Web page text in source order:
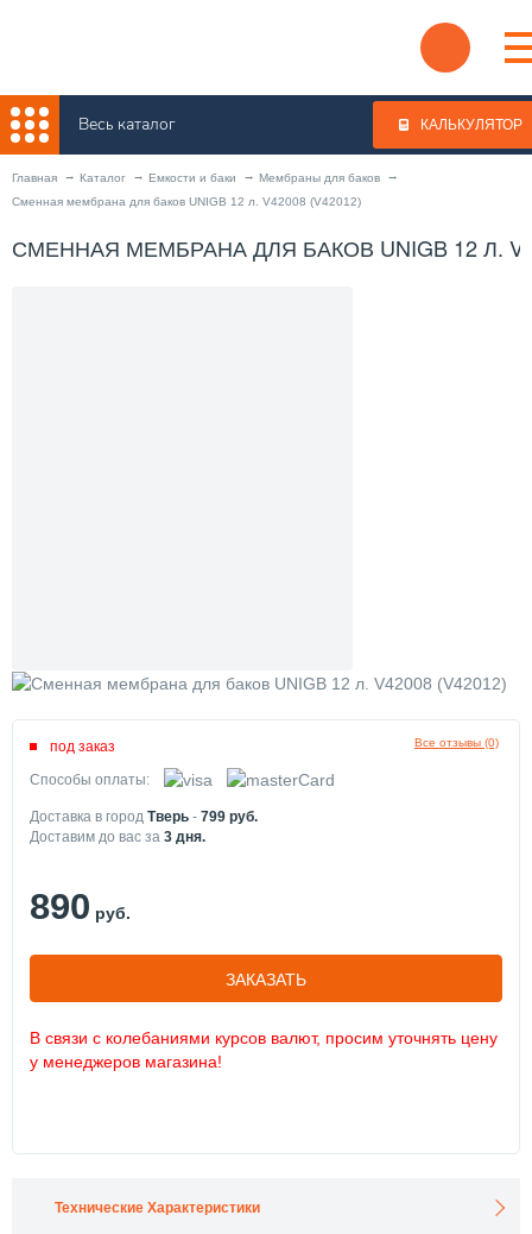
Весь каталог КАЛЬКУЛЯТОР
Главная Каталог Емкости и баки
Мембраны для баков
Сменная мембрана для баков UNIGB 12 л. V42008 (V42012)
СМЕННАЯ МЕМБРАНА ДЛЯ БАКОВ UNIGB 12 Л.
Все отзывы (0)
под заказ
Способы оплаты:
Доставка в город Тверь - 799 руб.
Доставим до вас за 3 дня.
890 руб.
ЗАКАЗАТЬ
В связи с колебаниями курсов валют, просим уточнять цену
у менеджеров магазина!
Технические Характеристики